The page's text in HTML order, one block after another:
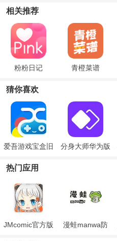
相关推荐
粉粉日记 青橙菜谱
猜你喜欢
爱吾游戏宝盒旧
分身大师华为版
热门应用
JMcomic官方版
漫蛙manwa防